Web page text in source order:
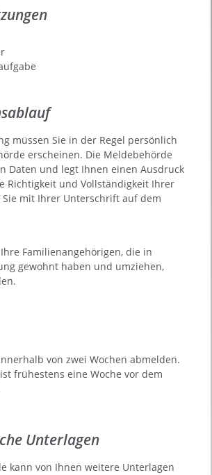
müssen Sie in der Regel persönlich
erscheinen. Die Meldebehörde
Daten und legt Ihnen einen Ausdruck
Richtigkeit und Vollständigkeit Ihrer
Sie mit Ihrer Unterschrift auf dem
Familienangehörigen, die in
gewohnt haben und umziehen,
.
von zwei Wochen abmelden.
frühestens eine Woche vor dem
Unterlagen
kann von Ihnen weitere Unterlagen